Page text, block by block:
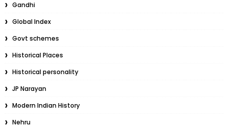
Gandhi
Global Index
Govt schemes
Historical Places
Historical personality
JP Narayan
Modern Indian History
Nehru